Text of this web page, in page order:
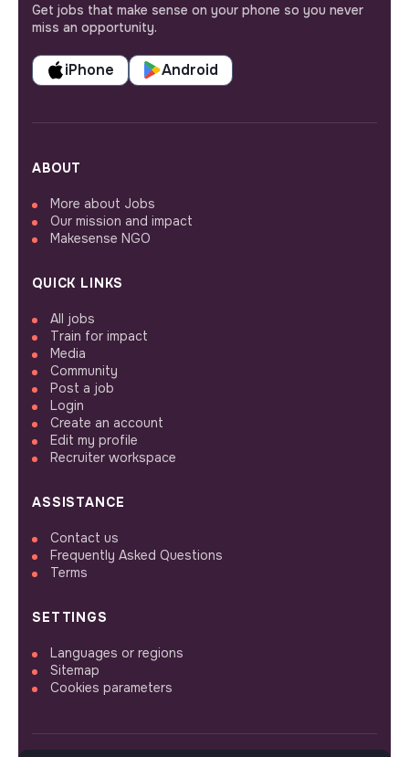
Get jobs that make sense on your phone so you never
miss an opportunity.
iPhone Android
ABOUT
More about Jobs
Our mission and impact
Makesense NGO
QUICK LINKS
All jobs
Train for impact
Media
Community
Post a job
Login
Create an account
Edit my profile
Recruiter workspace
ASSISTANCE
Contact us
Frequently Asked Questions
Terms
SETTINGS
Languages or regions
Sitemap
Cookies parameters